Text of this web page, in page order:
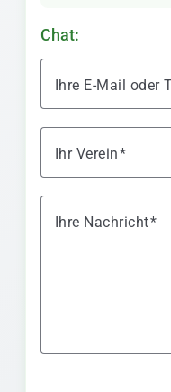
Chat:
Ihre E-Mail oder
Ihr Verein
Ihre Nachricht